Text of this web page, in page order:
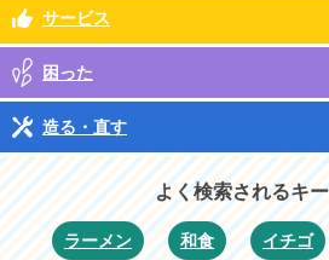
サービス
困った
造る・直す
よく検索されるキ
ラーメン 和食 イチゴ